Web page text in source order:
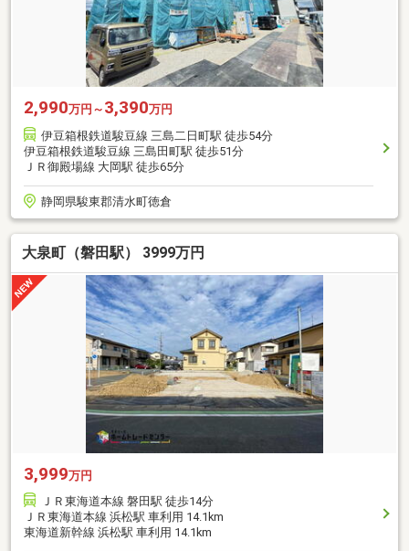
2,990万円～ 3,390万円
伊豆箱根鉄道駿豆線 三島二日町駅 徒歩54分
伊豆箱根鉄道駿豆線 三島田町駅 徒歩51分
ＪＲ御殿場線 大岡駅 徒歩65分
静岡県駿東郡清水町徳倉
大泉町（磐田駅） 3999万円
3,999万円
ＪＲ東海道本線 磐田駅 徒歩14分
ＪＲ東海道本線 浜松駅 車利用 14.1km
東海道新幹線 浜松駅 車利用 14.1km